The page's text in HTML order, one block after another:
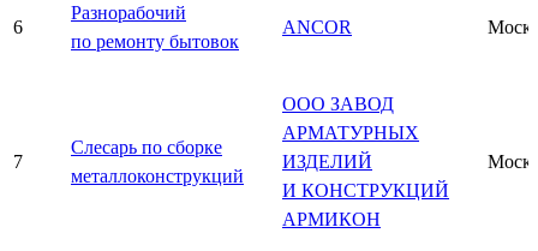
6
Разнорабочий
по ремонту бытовок
ANCOR
7
Слесарь по сборке
металлоконструкций
ООО ЗАВОД
АРМАТУРНЫХ
ИЗДЕЛИЙ
И КОНСТРУКЦИЙ
АРМИКОН